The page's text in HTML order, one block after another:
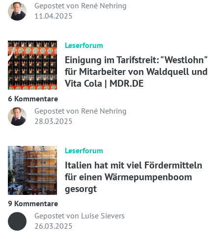
Gepostet von René Nehring
11.04.2025
Leserforum
Einigung im Tarifstreit: "Westlohn"
für Mitarbeiter von Waldquell und
Vita Cola | MDR.DE
6 Kommentare
Gepostet von René Nehring
28.03.2025
Leserforum
Italien hat mit viel Fördermitteln
für einen Wärmepumpenboom
gesorgt
9 Kommentare
Gepostet von Luise Sievers
26.03.2025